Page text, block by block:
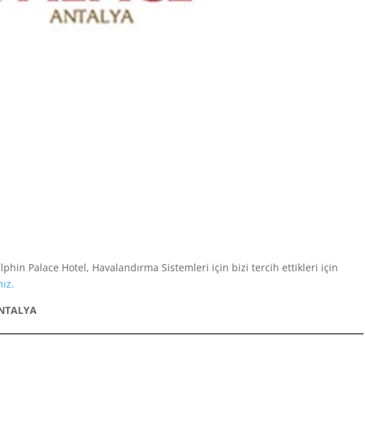
Palace Hotel, Havalandırma Sistemleri için bizi tercih ettikleri için